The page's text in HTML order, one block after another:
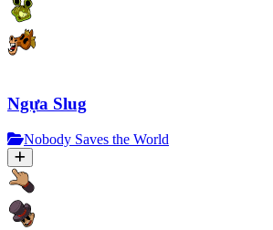
Ngựa Slug
Nobody Saves the World